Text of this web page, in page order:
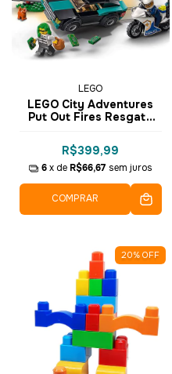
LEGO
LEGO City Adventures
Put Out Fires Resgate
Perseguição Policial
Chase 295 pçs - 60319
R$399,99
6 x de R$66,67 sem juros
COMPRAR
20% OFF